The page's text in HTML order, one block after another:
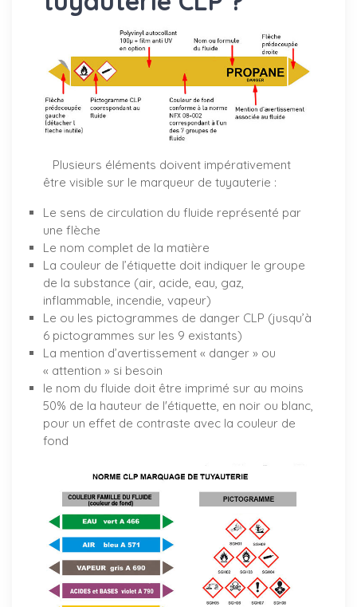
Plusieurs éléments doivent impérativement
être visible sur le marqueur de tuyauterie :
Le sens de circulation du fluide représenté par
une flèche
Le nom complet de la matière
La couleur de l’étiquette doit indiquer le groupe
de la substance (air, acide, eau, gaz,
inflammable, incendie, vapeur)
Le ou les pictogrammes de danger CLP (jusqu’à
6 pictogrammes sur les 9 existants)
La mention d’avertissement « danger » ou
« attention » si besoin
le nom du fluide doit être imprimé sur au moins
50% de la hauteur de l'étiquette, en noir ou blanc,
pour un effet de contraste avec la couleur de
fond